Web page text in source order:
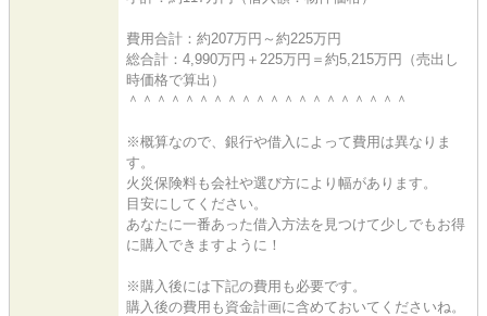
費用合計：約207万円～約225万円
総合計：4,990万円＋225万円＝約5,215万円（売出し
時価格で算出）
＾＾＾＾＾＾＾＾＾＾＾＾＾＾＾＾＾＾＾＾
※概算なので、銀行や借入によって費用は異なりま
す。
火災保険料も会社や選び方により幅があります。
目安にしてください。
あなたに一番あった借入方法を見つけて少しでもお得
に購入できますように！
※購入後には下記の費用も必要です。
購入後の費用も資金計画に含めておいてくださいね。